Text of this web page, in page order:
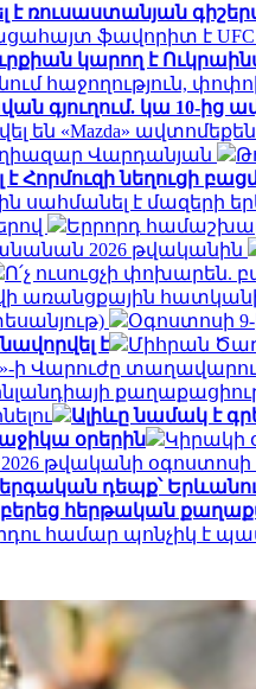
է ռուսաստանյան
ֆավորիտ է UFC
կարող է
հաջողություն,
գյուղում. կա 10-ից
են «Mazda»
Եղիազար Վարդանյան
է Հորմուզի նեղուցի
սահմանել է մազերի
Երրորդ
2026 թվականին
Ո՛չ ուսուցչի փոխարեն.
առանցքային
Օգոստոսի
է
Միհրան
ի Վարուժը
Ալիևը նամակ է
օրերին
Կիրակի
թվականի օգոստոսի
դեպք՝
բերեց հերթական
համար պոնչիկ է